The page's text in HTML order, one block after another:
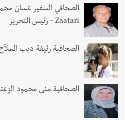
Zaatari - رئيس التحرير
الصحافية رئيفة ديب
الصحافية منى محمود